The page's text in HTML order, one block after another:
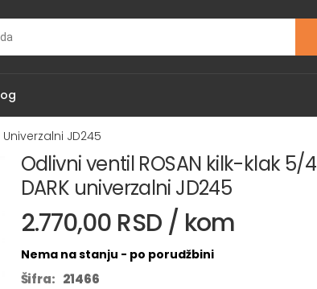
Univerzalni JD245
Odlivni ventil ROSAN kilk-klak 5/4
DARK univerzalni JD245
2.770,00 RSD / kom
Nema na stanju - po porudžbini
Šifra: 21466